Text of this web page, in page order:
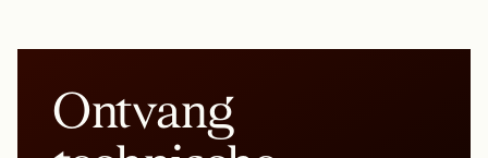
Ontvang